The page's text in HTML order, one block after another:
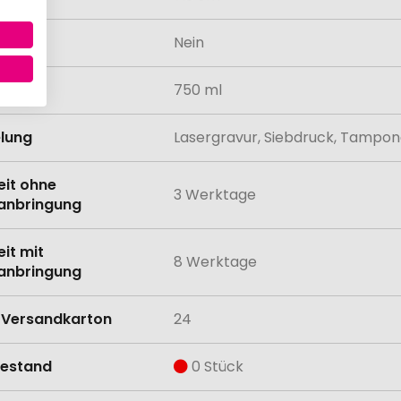
Nein
750 ml
Lasergravur, Siebdruck,
ohne
3 Werktage
mit
8 Werktage
24
0 Stück